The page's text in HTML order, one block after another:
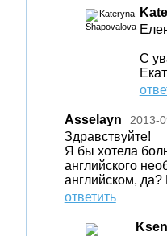
С
Asselayn 2013-
Здравствуйте!
Я бы хотела
английского
английском,
ответить